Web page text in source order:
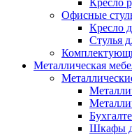
Кресло
Офисные
Кресло
Стулья
Металлическая
Шкафы